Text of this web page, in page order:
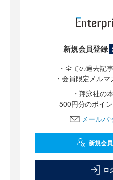
新規会員登録
・全ての過去記
・会員限定メル
・翔泳社の
500円分のポイ
メールバ
新規会
ロ